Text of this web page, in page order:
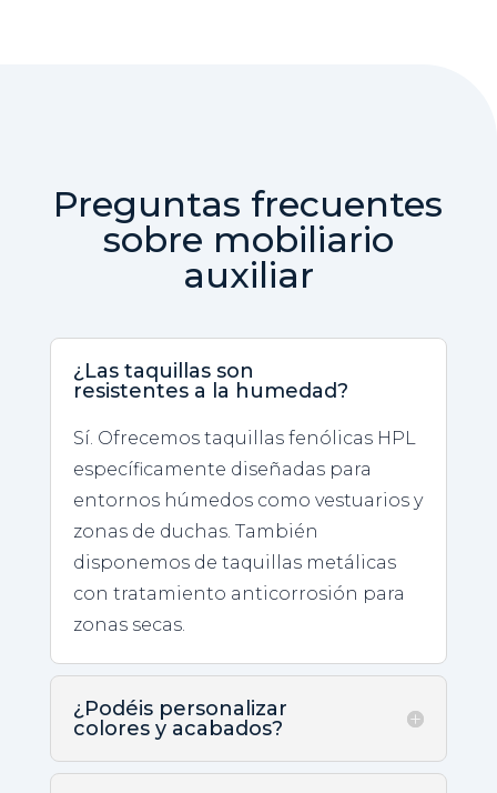
Preguntas frecuentes
sobre mobiliario
auxiliar
¿Las taquillas son
resistentes a la humedad?
Sí. Ofrecemos taquillas fenólicas HPL
específicamente diseñadas para
entornos húmedos como vestuarios y
zonas de duchas. También
disponemos de taquillas metálicas
con tratamiento anticorrosión para
zonas secas.
¿Podéis personalizar
colores y acabados?